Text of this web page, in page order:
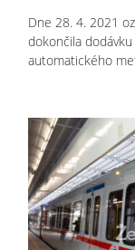
Dne 28. 4. 2021
dokončila
automatického